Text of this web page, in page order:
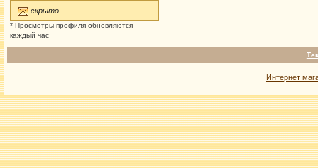
скрыто
* Просмотры профиля обновляются
каждый час
Интернет